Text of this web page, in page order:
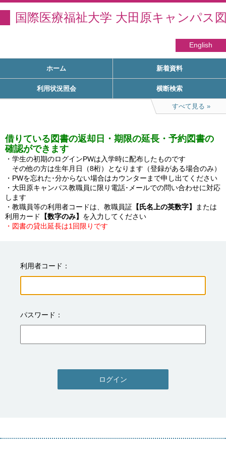
国際医療福祉大学 大田原キャンパス
English
ホーム 新着資料
利用状況照会 横断検索
すべて見る
借りている図書の返却日・期限の延長・予約図書の
確認ができます
・学生の初期のログインPWは入学時に配布したものです
その他の方は生年月日（8桁）となります（登録がある場合のみ）
・PWを忘れた･分からない場合はカウンターまで申し出てください
・大田原キャンパス教職員に限り電話･メールでの問い合わせに対応
します
・教職員等の利用者コードは、教職員証 【氏名上の英数字】
または
利用カード
【数字のみ】
・図書の貸出延長は1回限りです
利用者コード
パスワード
ログイン